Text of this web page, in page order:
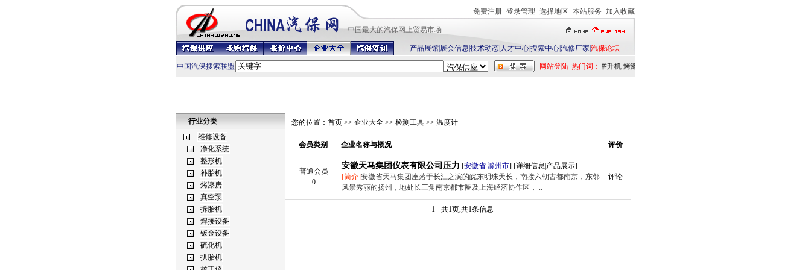
中国最
·免费注册 ·登录管理 ·选择地区 ·本站服务 ·加入收藏
大的汽保网上贸易市场
产品展馆| 展会信息 技术动态| 人才中心|搜索中心|汽修厂家 汽保论坛
中国汽保搜索联盟 网站登陆 热门词： 举升机 烤漆房
行业分类 您的位置： 首页 >> 企业大全 >> 检测工具 >> 温度计
会员类别 企业名称与概况 评价
普通会员
0
安徽天马集团仪表有限公司压力 [安徽省 滁州市] [详细信息 产品展示]
[简介]安徽省天马集团座落于长江之滨的皖东明珠天长，南接六朝古都南京，东邻
风景秀丽的扬州，地处长三角南京都市圈及上海经济协作区， ..
评论
- 1 - 共1页,共1条信息